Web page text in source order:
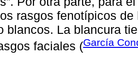
rasgos fenotípicos
blancos. La blancura
faciales (García